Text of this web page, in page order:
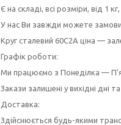
Є на складі, всі розміри, від 1
У нас Ви завжди можете
Круг сталевий 60С2А ціна —
Графік роботи:
Ми працюємо з Понеділка —
Закази залишені у вихідні
Доставка:
Здійснюється будь-якими